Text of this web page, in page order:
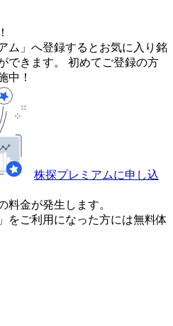
ム」へ登録するとお気に入り銘
できます。 初めてご登録の方
中！
株探プレミアムに申し込
金が発生します。
をご利用になった方には無料体